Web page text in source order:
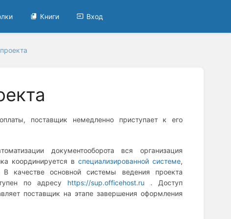
Книги Вход
поставщик немедленно приступает к его
документооборота вся организация
координируется вспециализированной системе,
В качестве основной системы ведения проекта
по адресу https://sup.officehost.ru . Доступ
поставщик на этапе завершения оформления